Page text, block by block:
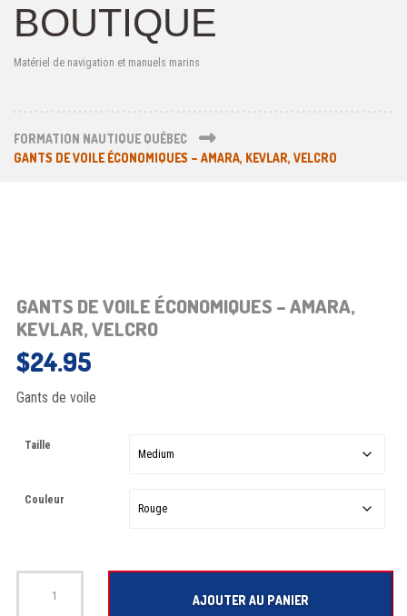
BOUTIQUE
Matériel de navigation et manuels marins
FORMATION NAUTIQUE QUÉBEC
GANTS DE VOILE ÉCONOMIQUES – AMARA, KEVLAR, VELCRO
GANTS DE VOILE ÉCONOMIQUES – AMARA,
KEVLAR, VELCRO
$24.95
Gants de voile
Taille
Couleur
quantité de Gants de voile économiques – Amara, Kevlar, velcro
AJOUTER AU PANIER